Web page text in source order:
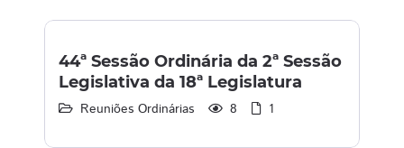
44ª Sessão Ordinária da 2ª Sessão
Legislativa da 18ª Legislatura
Reuniões Ordinárias 8 1